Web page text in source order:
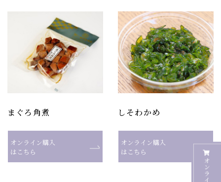
まぐろ角煮
オンライン購入
はこちら
しそわかめ
オンライン購入
はこちら